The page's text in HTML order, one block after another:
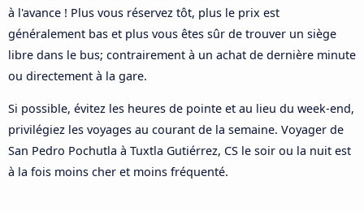
à l'avance ! Plus vous réservez tôt, plus le prix est
généralement bas et plus vous êtes sûr de trouver un siège
libre dans le bus; contrairement à un achat de dernière minute
ou directement à la gare.
Si possible, évitez les heures de pointe et au lieu du week-end,
privilégiez les voyages au courant de la semaine. Voyager de
San Pedro Pochutla à Tuxtla Gutiérrez, CS le soir ou la nuit est
à la fois moins cher et moins fréquenté.